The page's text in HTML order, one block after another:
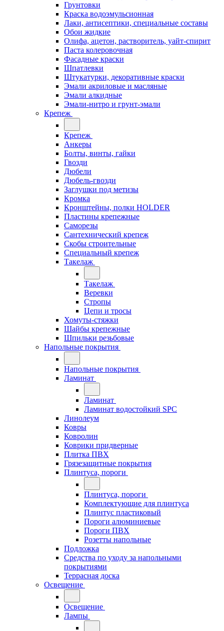
Грунтовки
Краска водоэмульсионная
Лаки, антисептики, специальные составы
Обои жидкие
Олифа, ацетон, растворитель, уайт-спирит
Паста колеровочная
Фасадные краски
Шпатлевки
Штукатурки, декоративные краски
Эмали акриловые и масляные
Эмали алкидные
Эмали-нитро и грунт-эмали
Крепеж
Крепеж
Анкеры
Болты, винты, гайки
Гвозди
Дюбели
Дюбель-гвозди
Заглушки под метизы
Кромка
Кронштейны, полки НОLDER
Пластины крепежные
Саморезы
Сантехнический крепеж
Скобы строительные
Специальный крепеж
Такелаж
Такелаж
Веревки
Стропы
Цепи и тросы
Хомуты-стяжки
Шайбы крепежные
Шпильки резьбовые
Напольные покрытия
Напольные покрытия
Ламинат
Ламинат
Ламинат водостойкий SPC
Линолеум
Ковры
Ковролин
Коврики придверные
Плитка ПВХ
Грязезащитные покрытия
Плинтуса, пороги
Плинтуса, пороги
Комплектующие для плинтуса
Плинтус пластиковый
Пороги алюминиевые
Пороги ПВХ
Розетты напольные
Подложка
Средства по уходу за напольными
покрытиями
Террасная доска
Освещение
Освещение
Лампы